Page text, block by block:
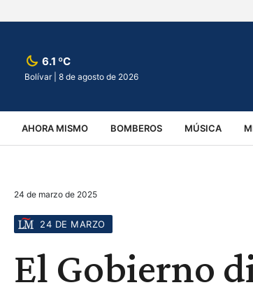
6.1 ºC
Bolívar | 8 de agosto de 2026
AHORA MISMO BOMBEROS MÚSICA
VIRALES ACCIDENTES
24 de marzo de 2025
24 DE MARZO
El Gobierno